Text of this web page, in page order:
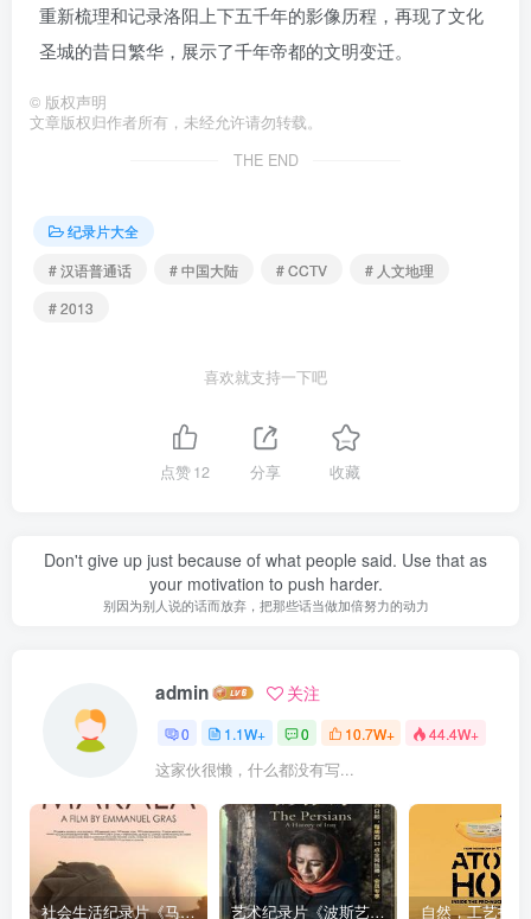
重新梳理和记录洛阳上下五千年的影像历程，再现了文化
圣城的昔日繁华，展示了千年帝都的文明变迁。
© 版权声明
文章版权归作者所有，未经允许请勿转载。
THE END
纪录片大全
# 汉语普通话
# 中国大陆 # CCTV
# 人文地理
# 2013
喜欢就支持一下吧
点赞12 分享 收藏
Don't give up just because of what people said. Use that as
your motivation to push harder.
别因为别人说的话而放弃，把那些话当做加倍努力的动力
admin 关注
0 1.1W+ 0 10.7W+ 44.4W+
这家伙很懒，什么都没有写...
社会生活纪录片《马加拉 Makala》下载 艺术纪录片《波斯艺术 Art of Persia》下载